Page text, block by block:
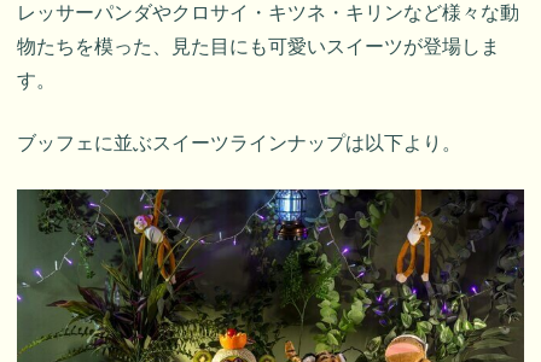
レッサーパンダやクロサイ・キツネ・キリンなど様々な動
物たちを模った、見た目にも可愛いスイーツが登場しま
す。
ブッフェに並ぶスイーツラインナップは以下より。